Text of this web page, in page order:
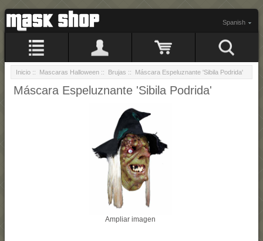
Spanish
Inicio :: Mascaras Halloween :: Brujas :: Máscara Espeluznante 'Sibila Podrida'
Máscara Espeluznante 'Sibila Podrida'
Ampliar imagen